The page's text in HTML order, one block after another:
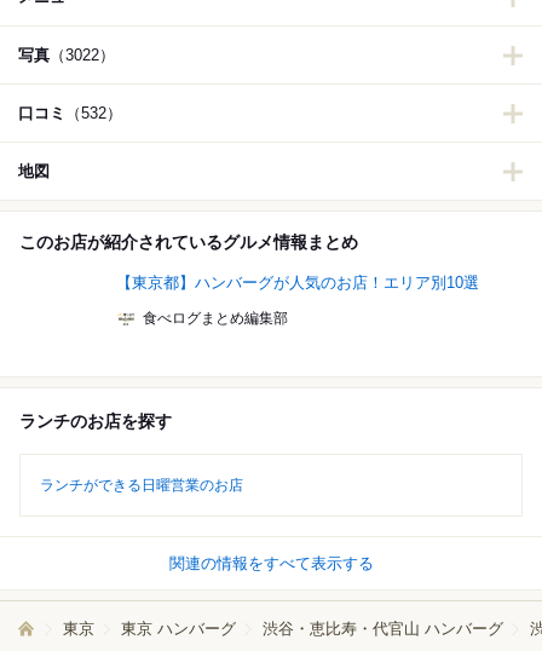
写真 （3022）
口コミ （532）
地図
このお店が紹介されているグルメ情報まとめ
【東京都】ハンバーグが人気のお店！エリア別10選
食べログまとめ編集部
ランチのお店を探す
ランチができる日曜営業のお店
関連の情報をすべて表示する
東京 東京 ハンバーグ 渋谷・恵比寿・代官山 ハンバーグ